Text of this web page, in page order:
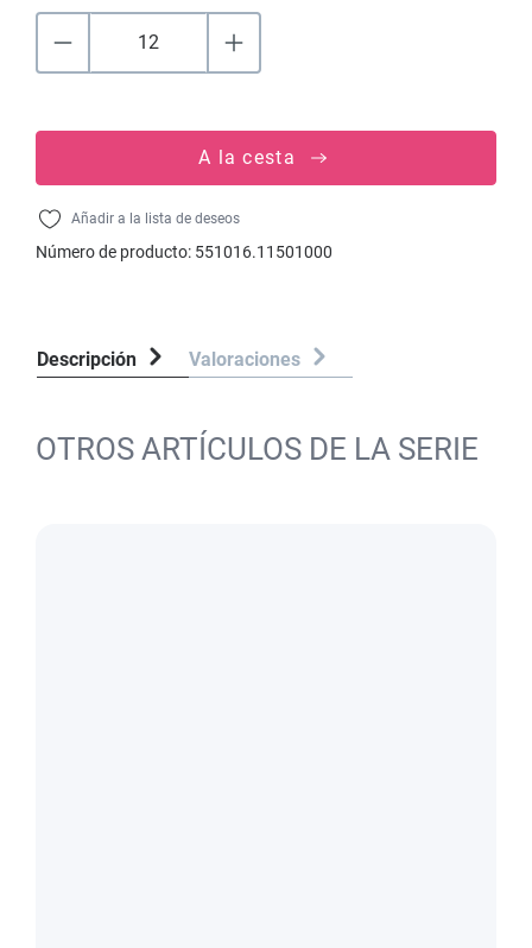
A la cesta
Añadir a la lista de deseos
Número de producto: 551016.11501000
Descripción Valoraciones
OTROS ARTÍCULOS DE LA SERIE